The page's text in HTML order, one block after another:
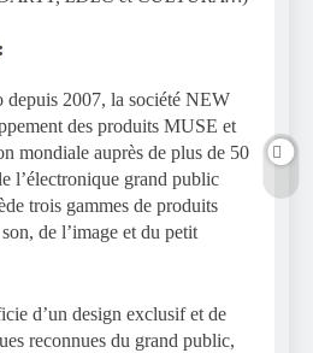
:
depuis 2007, la société NEW
des produits MUSE et
mondiale auprès de plus de 50
l’électronique grand public
trois gammes de produits
de l’image et du petit
d’un design exclusif et de
reconnues du grand public,